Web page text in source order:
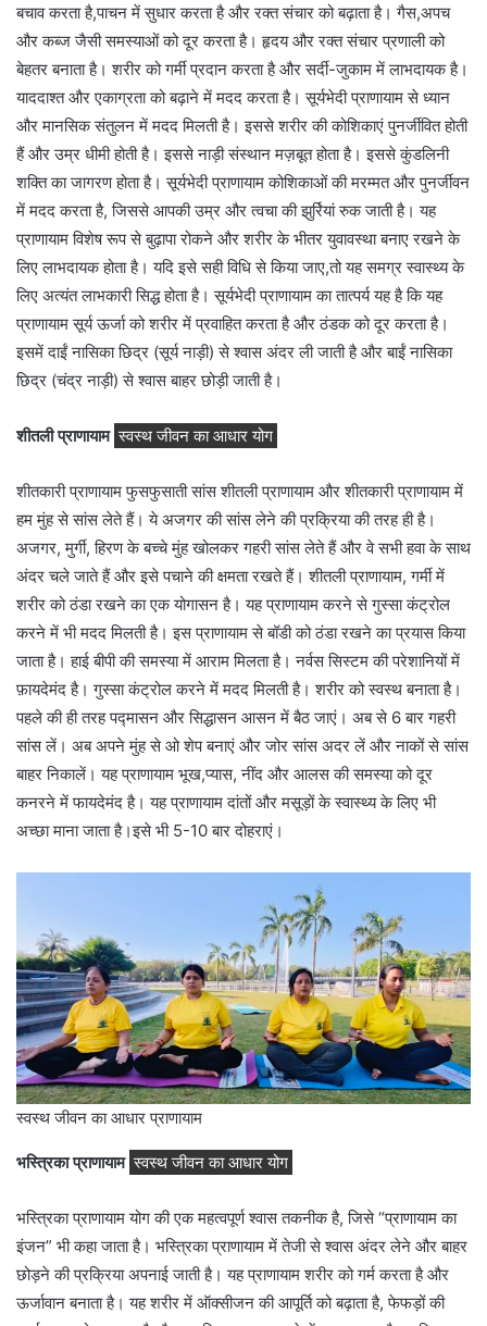
बचाव करता है,पाचन में सुधार करता है और रक्त संचार को बढ़ाता है। गैस,अपच
और कब्ज जैसी समस्याओं को दूर करता है। हृदय और रक्त संचार प्रणाली को
बेहतर बनाता है। शरीर को गर्मी प्रदान करता है और सर्दी-जुकाम में लाभदायक है।
याददाश्त और एकाग्रता को बढ़ाने में मदद करता है। सूर्यभेदी प्राणायाम से ध्यान
और मानसिक संतुलन में मदद मिलती है। इससे शरीर की कोशिकाएं पुनर्जीवित होती
हैं और उम्र धीमी होती है। इससे नाड़ी संस्थान मज़बूत होता है। इससे कुंडलिनी
शक्ति का जागरण होता है। सूर्यभेदी प्राणायाम कोशिकाओं की मरम्मत और पुनर्जीवन
में मदद करता है, जिससे आपकी उम्र और त्वचा की झुर्रियां रुक जाती है। यह
प्राणायाम विशेष रूप से बुढ़ापा रोकने और शरीर के भीतर युवावस्था बनाए रखने के
लिए लाभदायक होता है। यदि इसे सही विधि से किया जाए,तो यह समग्र स्वास्थ्य के
लिए अत्यंत लाभकारी सिद्ध होता है। सूर्यभेदी प्राणायाम का तात्पर्य यह है कि यह
प्राणायाम सूर्य ऊर्जा को शरीर में प्रवाहित करता है और ठंडक को दूर करता है।
इसमें दाईं नासिका छिद्र (सूर्य नाड़ी) से श्वास अंदर ली जाती है और बाईं नासिका
छिद्र (चंद्र नाड़ी) से श्वास बाहर छोड़ी जाती है।
शीतली प्राणायाम स्वस्थ जीवन का आधार योग
शीतकारी प्राणायाम फुसफुसाती सांस शीतली प्राणायाम और शीतकारी प्राणायाम में
हम मुंह से सांस लेते हैं। ये अजगर की सांस लेने की प्रक्रिया की तरह ही है।
अजगर, मुर्गी, हिरण के बच्चे मुंह खोलकर गहरी सांस लेते हैं और वे सभी हवा के साथ
अंदर चले जाते हैं और इसे पचाने की क्षमता रखते हैं। शीतली प्राणायाम, गर्मी में
शरीर को ठंडा रखने का एक योगासन है। यह प्राणायाम करने से गुस्सा कंट्रोल
करने में भी मदद मिलती है। इस प्राणायाम से बॉडी को ठंडा रखने का प्रयास किया
जाता है। हाई बीपी की समस्या में आराम मिलता है। नर्वस सिस्टम की परेशानियों में
फ़ायदेमंद है। गुस्सा कंट्रोल करने में मदद मिलती है। शरीर को स्वस्थ बनाता है।
पहले की ही तरह पद्मासन और सिद्धासन आसन में बैठ जाएं। अब से 6 बार गहरी
सांस लें। अब अपने मुंह से ओ शेप बनाएं और जोर सांस अदर लें और नाकों से सांस
बाहर निकालें। यह प्राणायाम भूख,प्यास, नींद और आलस की समस्या को दूर
कनरने में फायदेमंद है। यह प्राणायाम दांतों और मसूड़ों के स्वास्थ्य के लिए भी
अच्छा माना जाता है।इसे भी 5-10 बार दोहराएं।
स्वस्थ जीवन का आधार प्राणायाम
भस्त्रिका प्राणायाम स्वस्थ जीवन का आधार योग
भस्त्रिका प्राणायाम योग की एक महत्वपूर्ण श्वास तकनीक है, जिसे “प्राणायाम का
इंजन” भी कहा जाता है। भस्त्रिका प्राणायाम में तेजी से श्वास अंदर लेने और बाहर
छोड़ने की प्रक्रिया अपनाई जाती है। यह प्राणायाम शरीर को गर्म करता है और
ऊर्जावान बनाता है। यह शरीर में ऑक्सीजन की आपूर्ति को बढ़ाता है, फेफड़ों की